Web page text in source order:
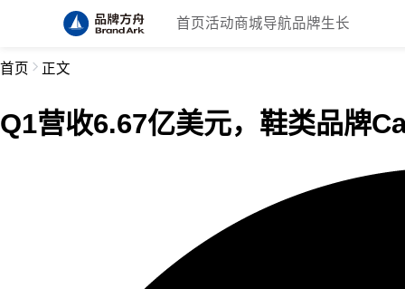
首页 活动商城导航品牌生长
首页 正文
Q1营收6.67亿美元，鞋类品牌